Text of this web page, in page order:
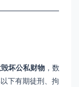
坏公私财物 ，数
下有期徒刑、拘